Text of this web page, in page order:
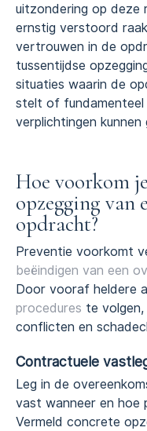
uitzondering op deze
ernstig verstoord
vertrouwen in de
tussentijdse
situaties waarin de
stelt of
verplichtingen
Hoe voorkom
opzegging van
opdracht?
Preventie voorkomt
beëindigen van een
Door vooraf heldere
procedures te
conflicten en
Contractuele
Leg in de
vast wanneer en hoe
Vermeld concrete